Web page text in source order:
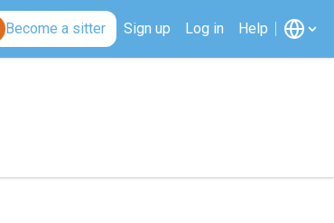
Become a sitter Sign up Log in Help